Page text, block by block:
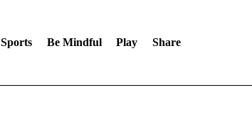
Sports Be Mindful Play Share